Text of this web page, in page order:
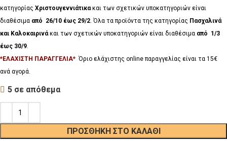
κατηγορίας Χριστουγεννιάτικακαι των σχετικών υποκατηγοριών είναι
διαθέσιμα από 26/10 έως 29/2. Όλα τα προϊόντα της κατηγορίας Πασχαλινά
και Καλοκαιρινάκαι των σχετικών υποκατηγοριών είναι διαθέσιμα από 1/3
έως 30/9.
*ΕΛΑΧΙΣΤΗ ΠΑΡΑΓΓΕΛΙΑ* Όριο ελάχιστης online παραγγελίας είναι τα 15€
ανά αγορά.
5 σε απόθεμα
ΠΡΟΣΘΉΚΗ ΣΤΟ ΚΑΛΆΘΙ